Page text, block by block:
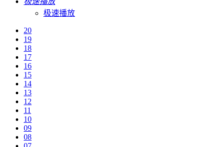
极速播放
20
19
18
17
16
15
14
13
12
11
10
09
08